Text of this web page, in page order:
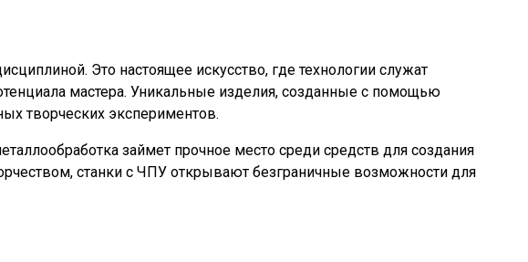
Это настоящее искусство, где технологии служат
мастера. Уникальные изделия, созданные с помощью
творческих экспериментов.
займет прочное место среди средств для создания
станки с ЧПУ открывают безграничные возможности для